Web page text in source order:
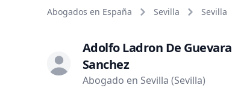
Abogados en España Sevilla Sevilla
Adolfo Ladron De Guevara
Sanchez
Abogado en Sevilla (Sevilla)